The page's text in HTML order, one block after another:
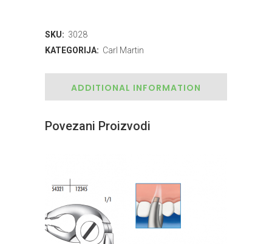
SKU: 3028
KATEGORIJA: Carl Martin
ADDITIONAL INFORMATION
Povezani Proizvodi